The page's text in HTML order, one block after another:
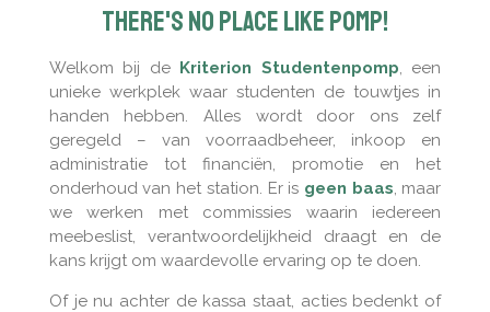
There's no place like pomp!
Welkom bij de Kriterion Studentenpomp, een
unieke werkplek waar studenten de touwtjes in
handen hebben. Alles wordt door ons zelf
geregeld – van voorraadbeheer, inkoop en
administratie tot financiën, promotie en het
onderhoud van het station. Er is geen baas, maar
we werken met commissies waarin iedereen
meebeslist, verantwoordelijkheid draagt en de
kans krijgt om waardevolle ervaring op te doen.
Of je nu achter de kassa staat, acties bedenkt of